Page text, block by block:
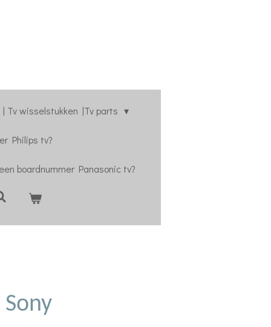
Tv wisselstukken |Tv parts
Philips tv?
boardnummer Panasonic tv?